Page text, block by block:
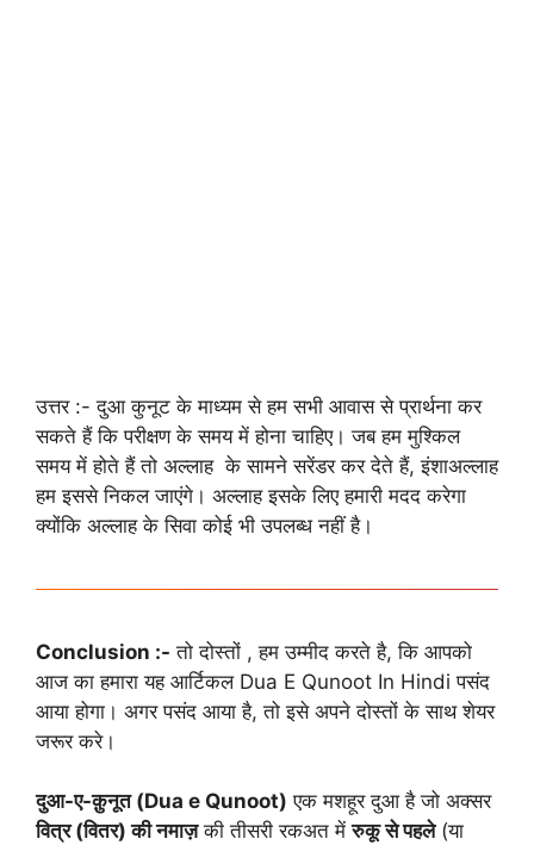
उत्तर :- दुआ कुनूट के माध्यम से हम सभी आवास से प्रार्थना कर
सकते हैं कि परीक्षण के समय में होना चाहिए। जब हम मुश्किल
समय में होते हैं तो अल्लाह के सामने सरेंडर कर देते हैं, इंशाअल्लाह
हम इससे निकल जाएंगे। अल्लाह इसके लिए हमारी मदद करेगा
क्योंकि अल्लाह के सिवा कोई भी उपलब्ध नहीं है।
Conclusion :- तो दोस्तों , हम उम्मीद करते है, कि आपको
आज का हमारा यह आर्टिकल Dua E Qunoot In Hindi पसंद
आया होगा। अगर पसंद आया है, तो इसे अपने दोस्तों के साथ शेयर
जरूर करे।
दुआ-ए-क़ुनूत (Dua e Qunoot) एक मशहूर दुआ है जो अक्सर
वित्र (वितर) की नमाज़की तीसरी रकअत मेंरुकू से पहले(या